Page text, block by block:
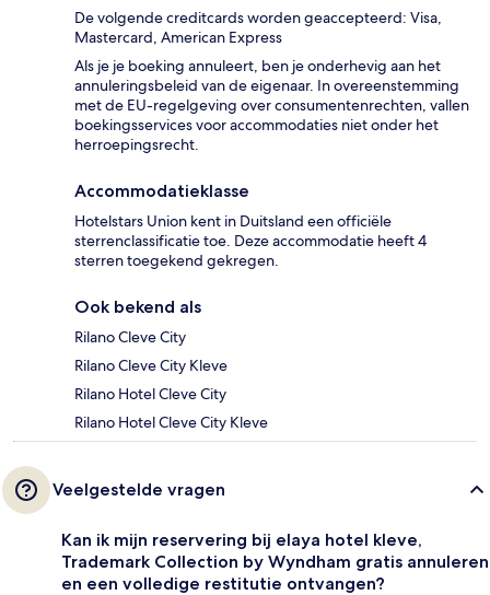
De volgende creditcards worden geaccepteerd: Visa,
Mastercard, American Express
Als je je boeking annuleert, ben je onderhevig aan het
annuleringsbeleid van de eigenaar. In overeenstemming
met de EU-regelgeving over consumentenrechten, vallen
boekingsservices voor accommodaties niet onder het
herroepingsrecht.
Accommodatieklasse
Hotelstars Union kent in Duitsland een officiële
sterrenclassificatie toe. Deze accommodatie heeft 4
sterren toegekend gekregen.
Ook bekend als
Rilano Cleve City
Rilano Cleve City Kleve
Rilano Hotel Cleve City
Rilano Hotel Cleve City Kleve
Veelgestelde vragen
Kan ik mijn reservering bij elaya hotel kleve,
Trademark Collection by Wyndham gratis annuleren
en een volledige restitutie ontvangen?